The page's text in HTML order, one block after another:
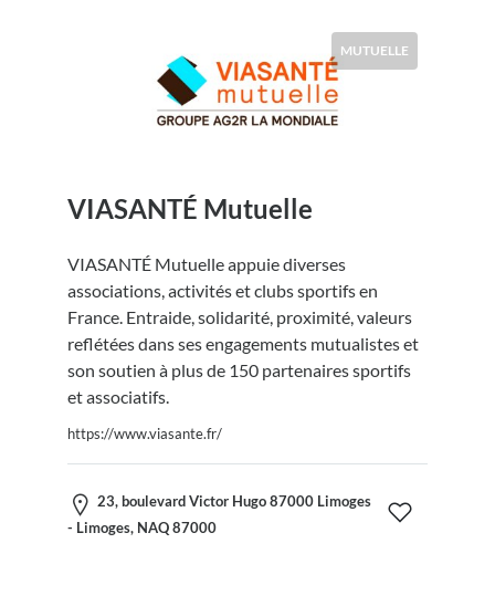
MUTUELLE
VIASANTÉ Mutuelle
VIASANTÉ Mutuelle appuie diverses
associations, activités et clubs sportifs en
France. Entraide, solidarité, proximité, valeurs
reflétées dans ses engagements mutualistes et
son soutien à plus de 150 partenaires sportifs
et associatifs.
https://www.viasante.fr/
23, boulevard Victor Hugo 87000 Limoges
- Limoges, NAQ 87000